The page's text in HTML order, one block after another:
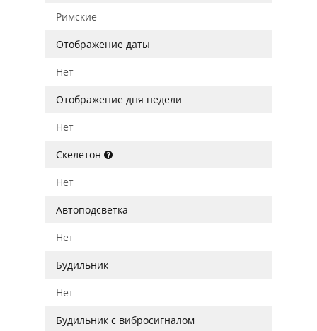
Римские
Отображение даты
Нет
Отображение дня недели
Нет
Скелетон
Нет
Автоподсветка
Нет
Будильник
Нет
Будильник с вибросигналом